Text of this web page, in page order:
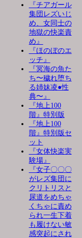
『チアガール
集団レズいじ
め、女同士の
地獄の快楽責
め』
『ほのぼのエ
ッチ』
『冥海の魚た
ち〜穢れ堕ち
る姉妹凌●性
典〜』
『地上100
階』特別版
『地上100
階』特別版セ
ット
『女体快楽実
験場』
『女子〇〇〇
がレズ集団に
クリトリスと
尿道をめちゃ
くちゃに責め
られ一生下着
も履けない敏
感突起にされ